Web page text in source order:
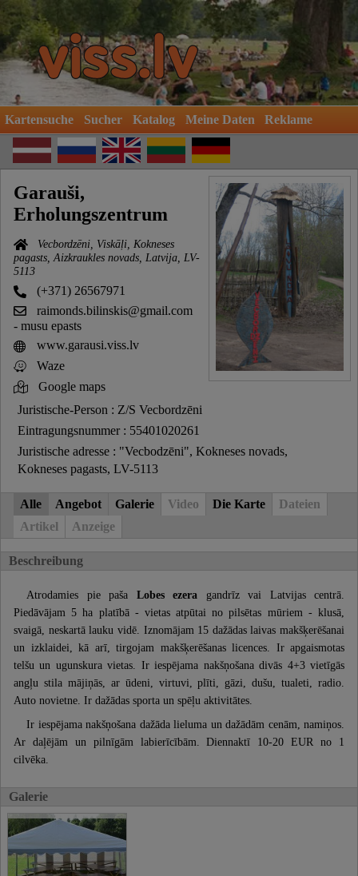
Kartensuche Sucher Katalog Meine Daten Reklame
Garauši,
Erholungszentrum
Vecbordzēni, Viskāļi, Kokneses
pagasts, Aizkraukles novads, Latvija, LV-
5113
(+371) 26567971
raimonds.bilinskis@gmail.com
- musu epasts
www.garausi.viss.lv
Waze
Google maps
Juristische-Person : Z/S Vecbordzēni
Eintragungsnummer : 55401020261
Juristische adresse : "Vecbodzēni", Kokneses novads,
Kokneses pagasts, LV-5113
Alle Angebot Galerie Video Die Karte
Dateien
Artikel
Anzeige
Beschreibung
Atrodamies pie paša Lobes ezera gandrīz vai Latvijas centrā.
Piedāvājam 5 ha platībā - vietas atpūtai no pilsētas mūriem - klusā,
svaigā, neskartā lauku vidē. Iznomājam 15 dažādas laivas makšķerēšanai
un izklaidei, kā arī, tirgojam makšķerēšanas licences. Ir apgaismotas
telšu un ugunskura vietas. Ir iespējama nakšņošana divās 4+3 vietīgās
angļu stila mājiņās, ar ūdeni, virtuvi, plīti, gāzi, dušu, tualeti, radio.
Auto novietne. Ir dažādas sporta un spēļu aktivitātes.
Ir iespējama nakšņošana dažāda lieluma un dažādām cenām, namiņos.
Ar daļējām un pilnīgām labierīcībām. Diennaktī 10-20 EUR no 1
cilvēka.
Galerie